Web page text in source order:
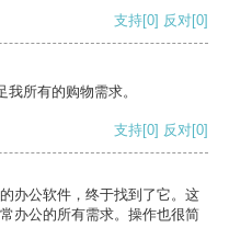
支持[0] 反对[0]
所有的购物需求。
支持[0] 反对[0]
办公软件，终于找到了它。这
办公的所有需求。操作也很简